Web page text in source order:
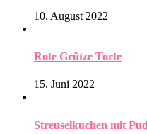
10. August 2022
Rote Grütze Torte
15. Juni 2022
Streuselkuchen mit